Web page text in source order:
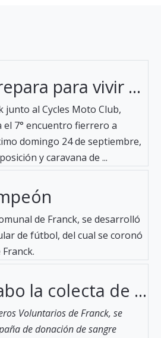
para vivir ...
junto al Cycles Moto Club,
7° encuentro fierrero a
domingo 24 de septiembre,
y caravana de ...
de Franck, se desarrolló
de fútbol, del cual se coronó
la colecta de ...
Voluntarios de Franck, se
de donación de sangre